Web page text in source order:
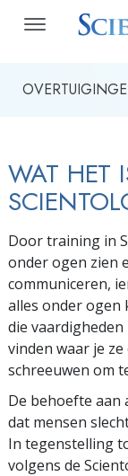
WAT HET
Door training in
onder ogen zien
communiceren,
alles onder ogen
die
vinden waar je
schreeuwen om
De behoefte aan
dat mensen
In tegenstelling
volgens de